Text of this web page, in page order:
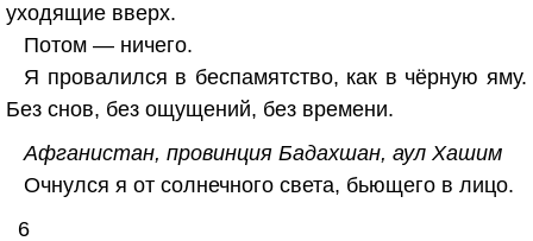
уходящие вверх.
Потом — ничего.
Я провалился в беспамятство, как в чёрную яму.
Без снов, без ощущений, без времени.
Афганистан, провинция Бадахшан, аул Хашим
Очнулся я от солнечного света, бьющего в лицо.
6